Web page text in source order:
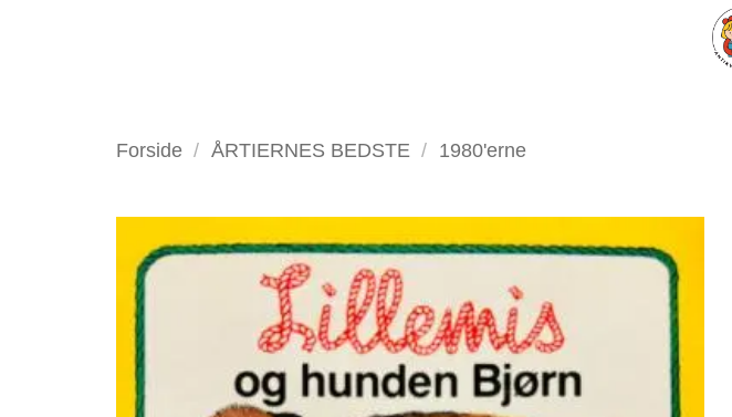
Forside / ÅRTIERNES BEDSTE / 1980'erne
Tilføj
som
favorit